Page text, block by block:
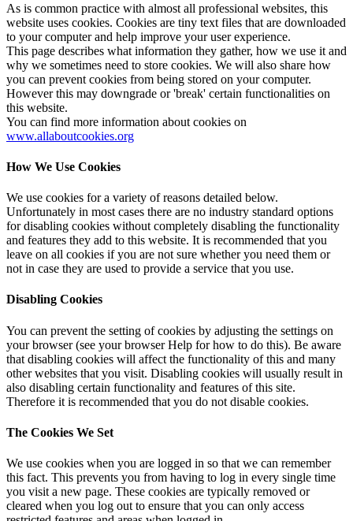
As is common practice with almost all professional websites, this
website uses cookies. Cookies are tiny text files that are downloaded
to your computer and help improve your user experience.
This page describes what information they gather, how we use it and
why we sometimes need to store cookies. We will also share how
you can prevent cookies from being stored on your computer.
However this may downgrade or 'break' certain functionalities on
this website.
You can find more information about cookies on
www.allaboutcookies.org
How We Use Cookies
We use cookies for a variety of reasons detailed below.
Unfortunately in most cases there are no industry standard options
for disabling cookies without completely disabling the functionality
and features they add to this website. It is recommended that you
leave on all cookies if you are not sure whether you need them or
not in case they are used to provide a service that you use.
Disabling Cookies
You can prevent the setting of cookies by adjusting the settings on
your browser (see your browser Help for how to do this). Be aware
that disabling cookies will affect the functionality of this and many
other websites that you visit. Disabling cookies will usually result in
also disabling certain functionality and features of this site.
Therefore it is recommended that you do not disable cookies.
The Cookies We Set
We use cookies when you are logged in so that we can remember
this fact. This prevents you from having to log in every single time
you visit a new page. These cookies are typically removed or
cleared when you log out to ensure that you can only access